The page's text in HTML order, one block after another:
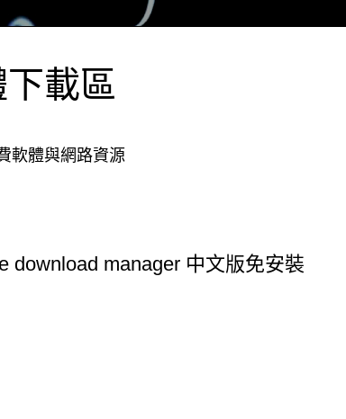
載區
軟體與網路資源
download manager 中文版免安裝